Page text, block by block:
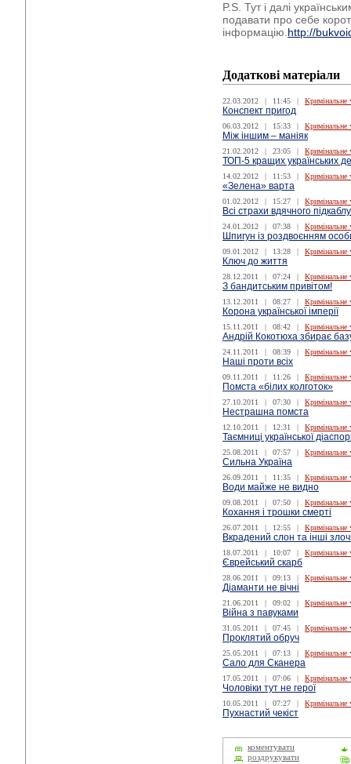
P.S. Тут і далі
подавати про себе
інформацію. http://
Додаткові матеріали
22.03.2012 | 11:45 | Кримінальне
Конспект пригод
06.03.2012 | 15:33 | Кримінальне
Між іншим – маніяк
21.02.2012 | 23:05 | Кримінальне
ТОП-5 кращих українських
14.02.2012 | 11:53 | Кримінальне
«Зелена» варта
01.02.2012 | 15:27 | Кримінальне
Всі страхи вдячного
24.01.2012 | 07:38 | Кримінальне
Шпигун із роздвоєнням
09.01.2012 | 13:28 | Кримінальне
Ключ до життя
28.12.2011 | 07:24 | Кримінальне
З бандитським привітом!
13.12.2011 | 08:27 | Кримінальне
Корона української імперії
15.11.2011 | 08:42 | Кримінальне
Андрій Кокотюха збирає
24.11.2011 | 08:39 | Кримінальне
Наші проти всіх
09.11.2011 | 11:26 | Кримінальне
Помста «білих колготок»
27.10.2011 | 07:30 | Кримінальне
Нестрашна помста
12.10.2011 | 12:31 | Кримінальне
Таємниці української
25.08.2011 | 07:57 | Кримінальне
Сильна Україна
26.09.2011 | 11:35 | Кримінальне
Води майже не видно
09.08.2011 | 07:50 | Кримінальне
Кохання і трошки смерті
26.07.2011 | 12:55 | Кримінальне
Вкрадений слон та інші
18.07.2011 | 10:07 | Кримінальне
Єврейський скарб
28.06.2011 | 09:13 | Кримінальне
Діаманти не вічні
21.06.2011 | 09:02 | Кримінальне
Війна з павуками
31.05.2011 | 07:45 | Кримінальне
Проклятий обруч
25.05.2011 | 07:13 | Кримінальне
Сало для Сканера
17.05.2011 | 07:06 | Кримінальне
Чоловіки тут не герої
10.05.2011 | 07:27 | Кримінальне
Пухнастий чекіст
коментувати
роздрукувати